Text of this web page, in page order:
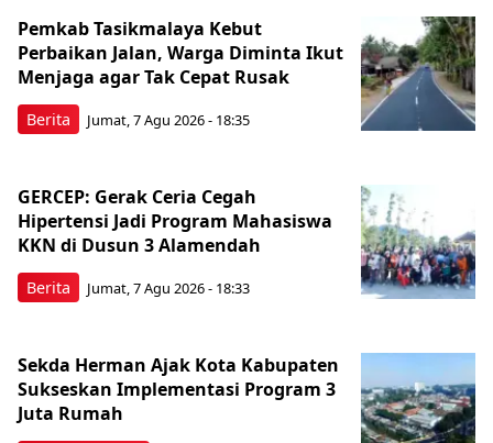
Berita
Pemkab Tasikmalaya Kebut
Perbaikan Jalan, Warga Diminta Ikut
Menjaga agar Tak Cepat Rusak
Jumat, 7 Agu 2026 - 18:35
Berita
GERCEP: Gerak Ceria Cegah
Hipertensi Jadi Program Mahasiswa
KKN di Dusun 3 Alamendah
Jumat, 7 Agu 2026 - 18:33
Sekda Herman Ajak Kota Kabupaten
Sukseskan Implementasi Program 3
Juta Rumah